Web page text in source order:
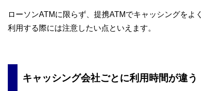
ローソンATMに限らず、提携ATMでキャッシングをよく
利用する際には注意したい点といえます。
キャッシング会社ごとに利用時間が違う